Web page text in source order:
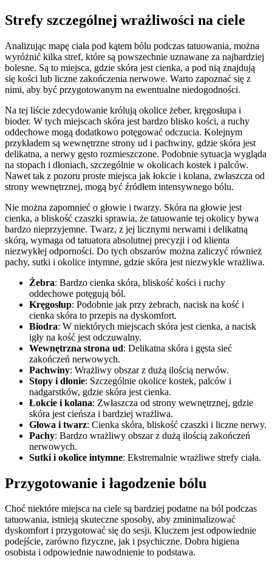
Strefy szczególnej wrażliwości na ciele
Analizując mapę ciała pod kątem bólu podczas tatuowania, można
wyróżnić kilka stref, które są powszechnie uznawane za najbardziej
bolesne. Są to miejsca, gdzie skóra jest cienka, a pod nią znajdują
się kości lub liczne zakończenia nerwowe. Warto zapoznać się z
nimi, aby być przygotowanym na ewentualne niedogodności.
Na tej liście zdecydowanie królują okolice żeber, kręgosłupa i
bioder. W tych miejscach skóra jest bardzo blisko kości, a ruchy
oddechowe mogą dodatkowo potęgować odczucia. Kolejnym
przykładem są wewnętrzne strony ud i pachwiny, gdzie skóra jest
delikatna, a nerwy gęsto rozmieszczone. Podobnie sytuacja wygląda
na stopach i dłoniach, szczególnie w okolicach kostek i palców.
Nawet tak z pozoru proste miejsca jak łokcie i kolana, zwłaszcza od
strony wewnętrznej, mogą być źródłem intensywnego bólu.
Nie można zapomnieć o głowie i twarzy. Skóra na głowie jest
cienka, a bliskość czaszki sprawia, że tatuowanie tej okolicy bywa
bardzo nieprzyjemne. Twarz, z jej licznymi nerwami i delikatną
skórą, wymaga od tatuatora absolutnej precyzji i od klienta
niezwykłej odporności. Do tych obszarów można zaliczyć również
pachy, sutki i okolice intymne, gdzie skóra jest niezwykle wrażliwa.
Żebra: Bardzo cienka skóra, bliskość kości i ruchy
oddechowe potęgują ból.
Kręgosłup: Podobnie jak przy żebrach, nacisk na kość i
cienka skóra to przepis na dyskomfort.
Biodra: W niektórych miejscach skóra jest cienka, a nacisk
igły na kość jest odczuwalny.
Wewnętrzna strona ud: Delikatna skóra i gęsta sieć
zakończeń nerwowych.
Pachwiny: Wrażliwy obszar z dużą ilością nerwów.
Stopy i dłonie: Szczególnie okolice kostek, palców i
nadgarstków, gdzie skóra jest cienka.
Łokcie i kolana: Zwłaszcza od strony wewnętrznej, gdzie
skóra jest cieńsza i bardziej wrażliwa.
Głowa i twarz: Cienka skóra, bliskość czaszki i liczne nerwy.
Pachy: Bardzo wrażliwy obszar z dużą ilością zakończeń
nerwowych.
Sutki i okolice intymne: Ekstremalnie wrażliwe strefy ciała.
Przygotowanie i łagodzenie bólu
Choć niektóre miejsca na ciele są bardziej podatne na ból podczas
tatuowania, istnieją skuteczne sposoby, aby zminimalizować
dyskomfort i przygotować się do sesji. Kluczem jest odpowiednie
podejście, zarówno fizyczne, jak i psychiczne. Dobra higiena
osobista i odpowiednie nawodnienie to podstawa.